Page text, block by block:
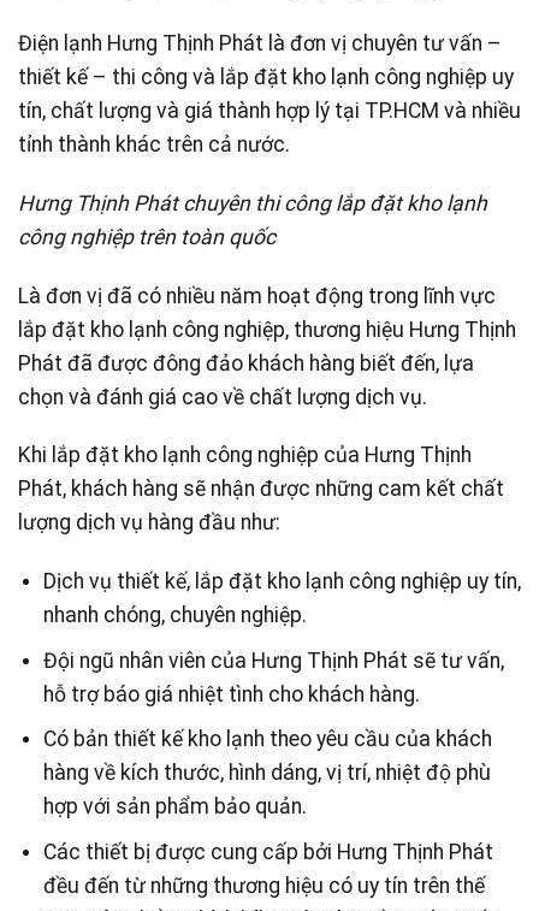
Điện lạnh Hưng Thịnh Phát là đơn vị chuyên tư vấn –
thiết kế – thi công và lắp đặt kho lạnh công nghiệp uy
tín, chất lượng và giá thành hợp lý tại TP.HCM và nhiều
tỉnh thành khác trên cả nước.
Hưng Thịnh Phát chuyên thi công lắp đặt kho lạnh
công nghiệp trên toàn quốc
Là đơn vị đã có nhiều năm hoạt động trong lĩnh vực
lắp đặt kho lạnh công nghiệp, thương hiệu Hưng Thịnh
Phát đã được đông đảo khách hàng biết đến, lựa
chọn và đánh giá cao về chất lượng dịch vụ.
Khi lắp đặt kho lạnh công nghiệp của Hưng Thịnh
Phát, khách hàng sẽ nhận được những cam kết chất
lượng dịch vụ hàng đầu như:
Dịch vụ thiết kế, lắp đặt kho lạnh công nghiệp uy tín,
nhanh chóng, chuyên nghiệp.
Đội ngũ nhân viên của Hưng Thịnh Phát sẽ tư vấn,
hỗ trợ báo giá nhiệt tình cho khách hàng.
Có bản thiết kế kho lạnh theo yêu cầu của khách
hàng về kích thước, hình dáng, vị trí, nhiệt độ phù
hợp với sản phẩm bảo quản.
Các thiết bị được cung cấp bởi Hưng Thịnh Phát
đều đến từ những thương hiệu có uy tín trên thế